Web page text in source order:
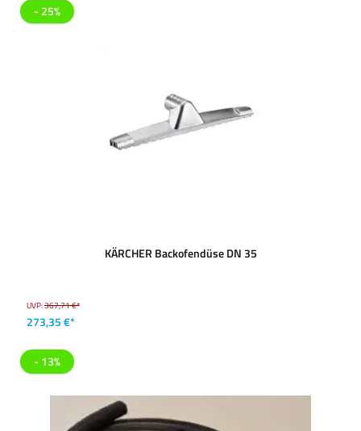
- 25%
KÄRCHER Backofendüse DN 35
UVP:367,71 €*
273,35 €*
- 13%